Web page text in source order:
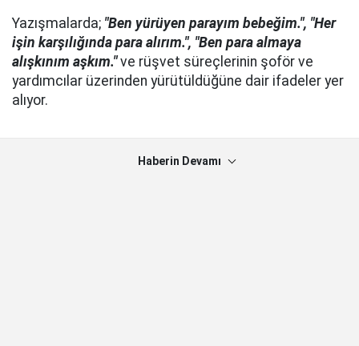
Yazışmalarda; "Ben yürüyen parayım bebeğim.", "Her
işin karşılığında para alırım.", "Ben para almaya
alışkınım aşkım."ve rüşvet süreçlerinin şoför ve
yardımcılar üzerinden yürütüldüğüne dair ifadeler yer
alıyor.
Haberin Devamı